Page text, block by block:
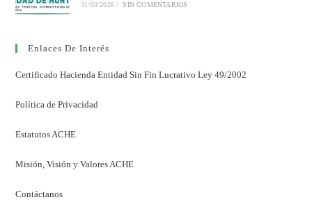
31/03/2026 / SIN COMENTARIOS
Enlaces De Interés
Certificado Hacienda Entidad Sin Fin Lucrativo Ley 49/2002
Política de Privacidad
Estatutos ACHE
Misión, Visión y Valores ACHE
Contáctanos